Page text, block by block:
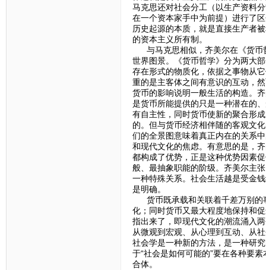
马克思还对社会分工（以生产资料
在一个资本家手中为前提）进行了
历史起源的本质，就是直接生产者
的资本主义所有制。
与马克思相似，齐美尔在《货币
世界图景。《货币哲学》分为两大
存在形式的物质化，依据之事物从
重的是主客体之间有意识的互动，
货币的影响说明一般生活的构造。
是货币所能提供的只是一种潜在的
有自主性，同时货币使新的聚合形
的。但与货币经济相伴随的客观文
们的全景图意味着真正内在的关系
和现代文化的焦虑。有意思的是，
都构成了优势，正是这种优势因素
般、最抽象职能的阶级。齐美尔主
一种特殊关系。社会生活越是受金
是明确。
货币既承载和关联着千差万别的
化；同时货币又最大程度地保持和
指出来了，即现代文化的潮流涌入
从微观到宏观、从心理到互动、从
社会学是一种新的方法，是一种研
于“社会是如何可能的”要在各种要
合体。